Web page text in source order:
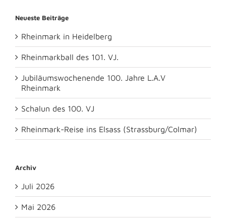
Neueste Beiträge
Rheinmark in Heidelberg
Rheinmarkball des 101. VJ.
Jubiläumswochenende 100. Jahre L.A.V
Rheinmark
Schalun des 100. VJ
Rheinmark-Reise ins Elsass (Strassburg/Colmar)
Archiv
Juli 2026
Mai 2026